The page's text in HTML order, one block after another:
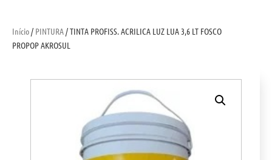
Início/ PINTURA/ TINTA PROFISS. ACRILICA LUZ LUA 3,6 LT FOSCO
PROPOP AKROSUL